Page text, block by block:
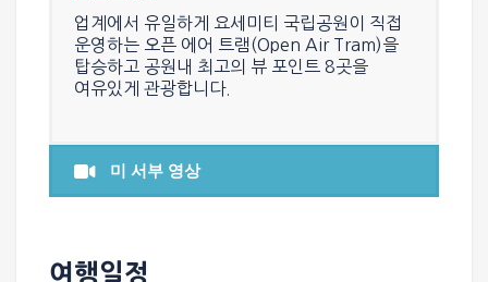
업계에서 유일하게 요세미티 국립공원이 직접
운영하는 오픈 에어 트램(Open Air Tram)을
탑승하고 공원내 최고의 뷰 포인트 8곳을
여유있게 관광합니다.
미 서부 영상
여행일정